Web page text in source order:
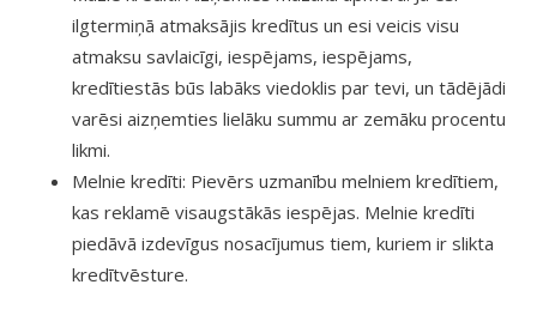
ilgtermiņā atmaksājis kredītus un esi veicis visu
atmaksu savlaicīgi, iespējams, iespējams,
kredītiestās būs labāks viedoklis par tevi, un tādējādi
varēsi aizņemties lielāku summu ar zemāku procentu
likmi.
Melnie kredīti: Pievērs uzmanību melniem kredītiem,
kas reklamē visaugstākās iespējas. Melnie kredīti
piedāvā izdevīgus nosacījumus tiem, kuriem ir slikta
kredītvēsture.